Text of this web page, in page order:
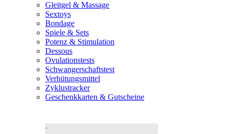
Gleitgel & Massage
Sextoys
Bondage
Spiele & Sets
Potenz & Stimulation
Dessous
Ovulationstests
Schwangerschaftstest
Verhütungsmittel
Zyklustracker
Geschenkkarten & Gutscheine